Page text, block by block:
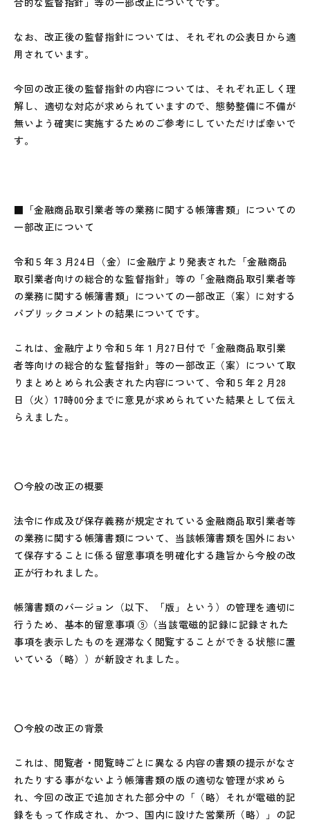
なお、改正後の監督指針については、それぞれの公表日から適
用されています。
今回の改正後の監督指針の内容については、それぞれ正しく理
解し、適切な対応が求められていますので、態勢整備に不備が
無いよう確実に実施するためのご参考にしていただけば幸いで
す。
■「金融商品取引業者等の業務に関する帳簿書類」についての
一部改正について
令和５年３月24日（金）に金融庁より発表された「金融商品
取引業者向けの総合的な監督指針」等の「金融商品取引業者等
の業務に関する帳簿書類」についての一部改正（案）に対する
パブリックコメントの結果についてです。
これは、金融庁より令和５年１月27日付で「金融商品取引業
者等向けの総合的な監督指針」等の一部改正（案）について取
りまとめとめられ公表された内容について、令和５年２月28
日（火）17時00分までに意見が求められていた結果として伝え
らえました。
〇今般の改正の概要
法令に作成及び保存義務が規定されている金融商品取引業者等
の業務に関する帳簿書類について、当該帳簿書類を国外におい
て保存することに係る留意事項を明確化する趣旨から今般の改
正が行われました。
帳簿書類のバージョン（以下、「版」という）の管理を適切に
行うため、基本的留意事項 ⑨（当該電磁的記録に記録された
事項を表示したものを遅滞なく閲覧することができる状態に置
いている（略））が新設されました。
〇今般の改正の背景
これは、閲覧者・閲覧時ごとに異なる内容の書類の提示がなさ
れたりする事がないよう帳簿書類の版の適切な管理が求めら
れ、今回の改正で追加された部分中の「（略）それが電磁的記
録をもって作成され、かつ、国内に設けた営業所（略）」の記